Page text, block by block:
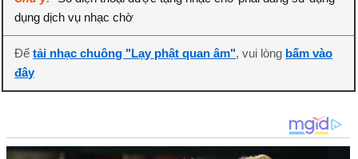
dụng dịch vụ nhạc chờ
Đểtải nhạc chuông "Lạy phật quan âm", vui lòng bấm vào
đây